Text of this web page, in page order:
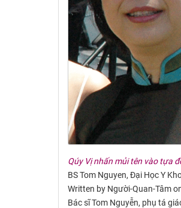
Qúy Vị nhấn mủi tên vào tựa
BS Tom Nguyen, Đại Học Y
Written by Người-Quan-Tâm
Bác sĩ Tom Nguyễn, phụ tá